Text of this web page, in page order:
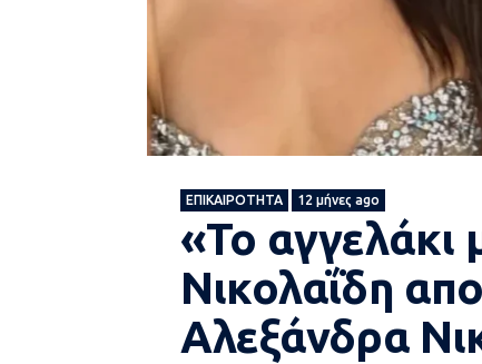
ΕΠΙΚΑΙΡΌΤΗΤΑ 12 μήνες ago
«Το αγγελάκι
Νικολαΐδη
Αλεξάνδρα